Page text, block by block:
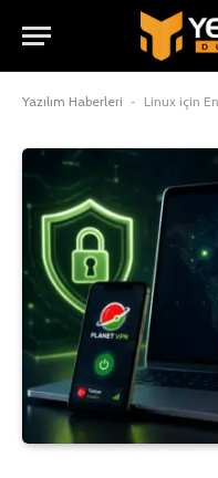
Yazılım Haberleri - Linux için En